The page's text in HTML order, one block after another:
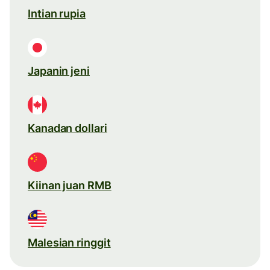
Intian rupia
Japanin jeni
Kanadan dollari
Kiinan juan RMB
Malesian ringgit